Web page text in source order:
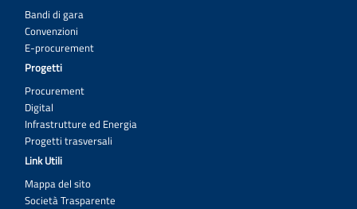
Bandi di gara
Convenzioni
E-procurement
Progetti
Procurement
Digital
Infrastrutture ed Energia
Progetti trasversali
Link Utili
Mappa del sito
Società Trasparente